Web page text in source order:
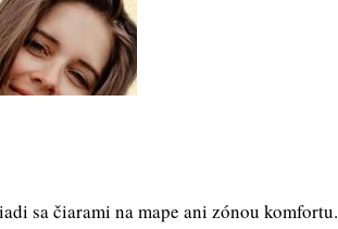
sa čiarami na mape ani zónou komfortu.